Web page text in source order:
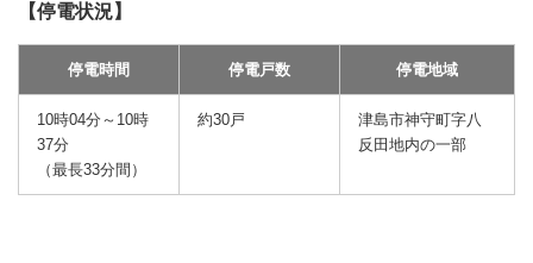
【停電状況】
停電時間 停電戸数 停電地域
10時04分～10時
37分
（最長33分間）
約30戸
津島市神守町字八
反田地内の一部